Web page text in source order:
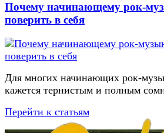
Почему начинающему рок-
поверить в себя
Для многих начинающих рок-
кажется тернистым и полным
Перейти к статьям